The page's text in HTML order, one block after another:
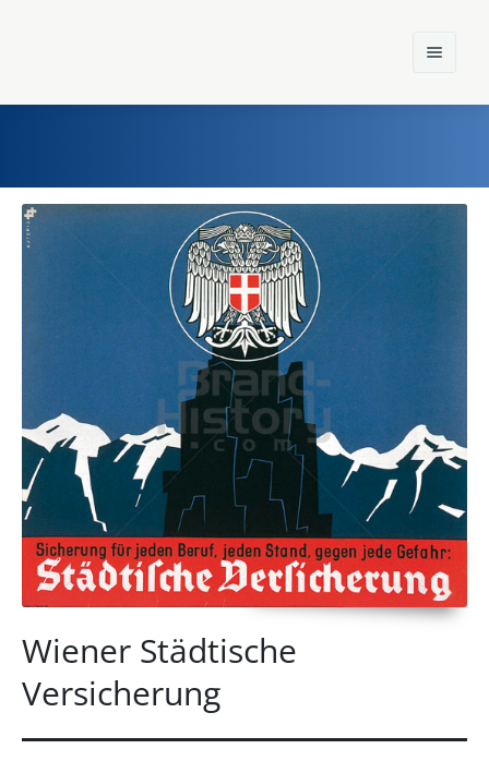
Home
Einst und Heute
Wiener Städtische
Versicherung